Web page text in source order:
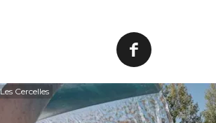
Cercelles